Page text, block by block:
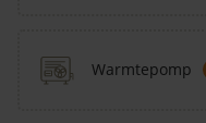
Warmtepomp